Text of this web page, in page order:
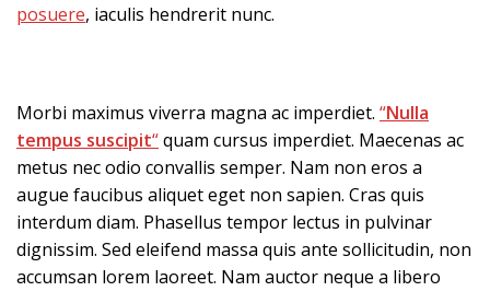
posuere, iaculis hendrerit nunc.
Morbi maximus viverra magna ac imperdiet. “Nulla
tempus suscipit“quam cursus imperdiet. Maecenas ac
metus nec odio convallis semper. Nam non eros a
augue faucibus aliquet eget non sapien. Cras quis
interdum diam. Phasellus tempor lectus in pulvinar
dignissim. Sed eleifend massa quis ante sollicitudin, non
accumsan lorem laoreet. Nam auctor neque a libero